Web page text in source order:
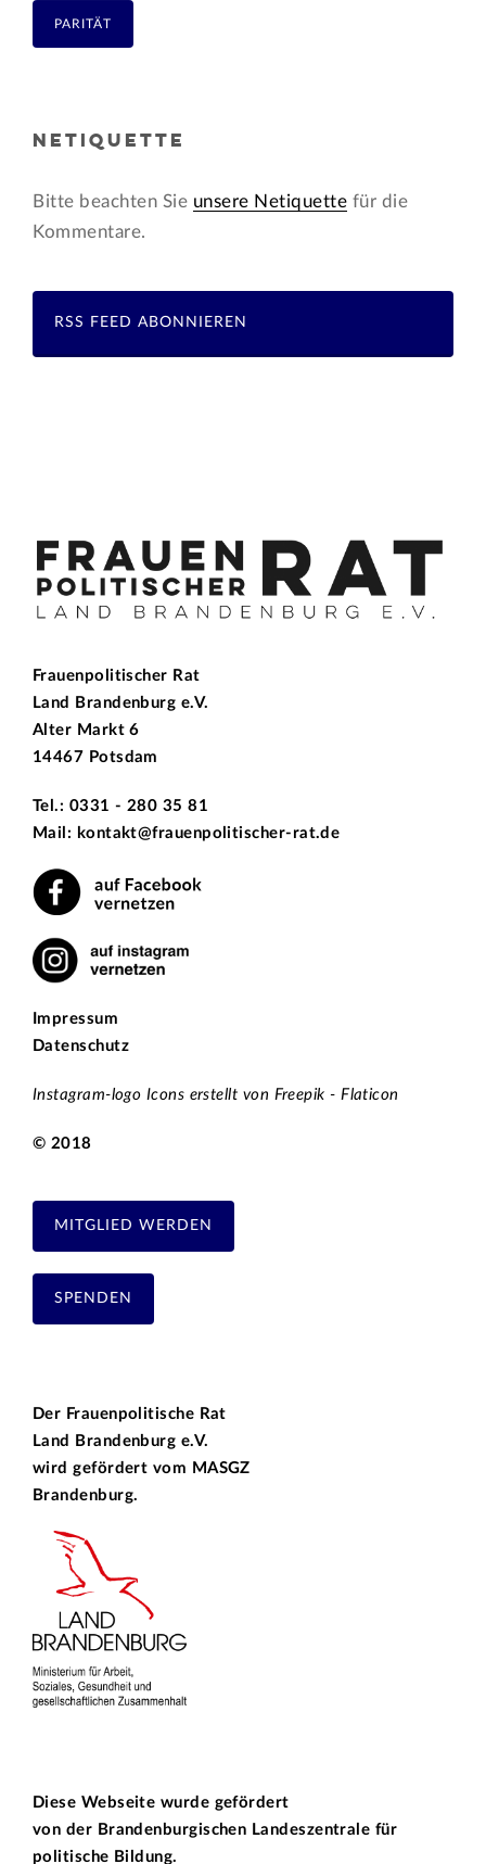
PARITÄT
NETIQUETTE
Bitte beachten Sie unsere Netiquette für die
Kommentare.
RSS FEED ABONNIEREN
Frauenpolitischer Rat
Land Brandenburg e.V.
Alter Markt 6
14467 Potsdam
Tel.: 0331 - 280 35 81
Mail: kontakt@frauenpolitischer-rat.de
Impressum
Datenschutz
Instagram-logo Icons erstellt von Freepik - Flaticon
© 2018
MITGLIED WERDEN
SPENDEN
Der Frauenpolitische Rat
Land Brandenburg e.V.
wird gefördert vom MASGZ
Brandenburg.
Diese Webseite wurde gefördert
von der Brandenburgischen Landeszentrale für
politische Bildung.